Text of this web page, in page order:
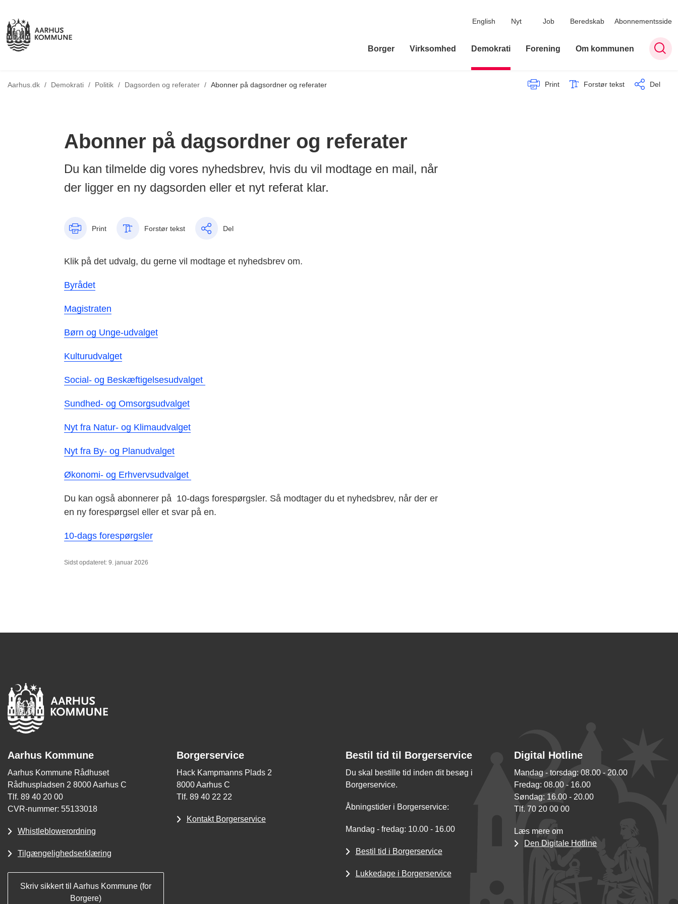
English Nyt Job Beredskab Abonnementsside
Borger Virksomhed Demokrati Forening Om kommunen
Aarhus.dk / Demokrati / Politik / Tilbage til
Dagsorden og referater / Abonner på dagsordner og referater Print Forstør tekst Del
Abonner på dagsordner og referater
Du kan tilmelde dig vores nyhedsbrev, hvis du vil modtage en mail, når
der ligger en ny dagsorden eller et nyt referat klar.
Print Forstør tekst Del
Klik på det udvalg, du gerne vil modtage et nyhedsbrev om.
Byrådet
Magistraten
Børn og Unge-udvalget
Kulturudvalget
Social- og Beskæftigelsesudvalget
Sundhed- og Omsorgsudvalget
Nyt fra Natur- og Klimaudvalget
Nyt fra By- og Planudvalget
Økonomi- og Erhvervsudvalget
Du kan også abonnerer på 10-dags forespørgsler. Så modtager du et nyhedsbrev, når der er
en ny forespørgsel eller et svar på en.
10-dags forespørgsler
Sidst opdateret: 9. januar 2026
Aarhus Kommune
Aarhus Kommune Rådhuset
Rådhuspladsen 2 8000 Aarhus C
Tlf. 89 40 20 00
CVR-nummer: 55133018
Whistleblowerordning
Tilgængelighedserklæring
Skriv sikkert til Aarhus Kommune (for
Borgere)
Borgerservice
Hack Kampmanns Plads 2
8000 Aarhus C
Tlf. 89 40 22 22
Kontakt Borgerservice
Bestil tid til Borgerservice
Du skal bestille tid inden dit besøg i
Borgerservice.
Åbningstider i Borgerservice:
Mandag - fredag: 10.00 - 16.00
Bestil tid i Borgerservice
Lukkedage i Borgerservice
Digital Hotline
Mandag - torsdag: 08.00 - 20.00
Fredag: 08.00 - 16.00
Søndag: 16.00 - 20.00
Tlf. 70 20 00 00
Læs mere om
Den Digitale Hotline